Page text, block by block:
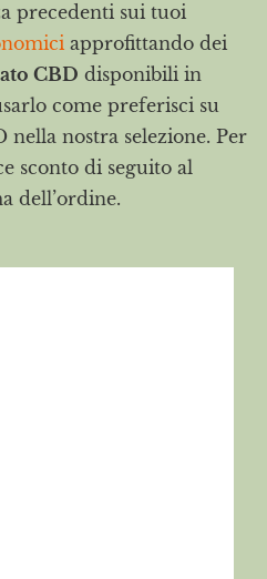
precedenti sui tuoi
approfittando dei
CBD disponibili in
come preferisci su
nostra selezione. Per
sconto di seguito al
dell’ordine.